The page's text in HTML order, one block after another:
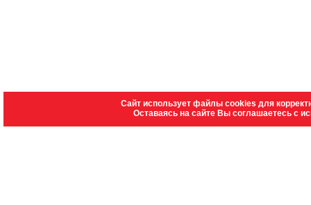
Сайт использует файлы cookies для
Оставаясь на сайте Вы соглашаетесь с